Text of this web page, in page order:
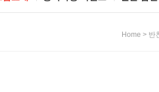
Home > 반